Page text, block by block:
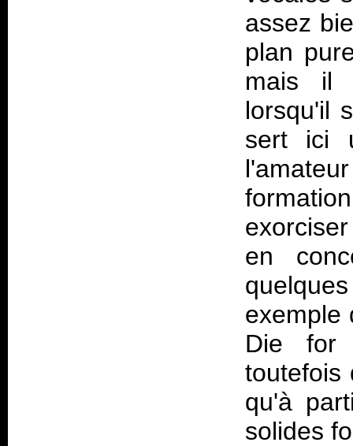
assez
plan
mais il
lorsqu'il
sert ici
en
exemple
Die for
toutefois
qu'à
solides